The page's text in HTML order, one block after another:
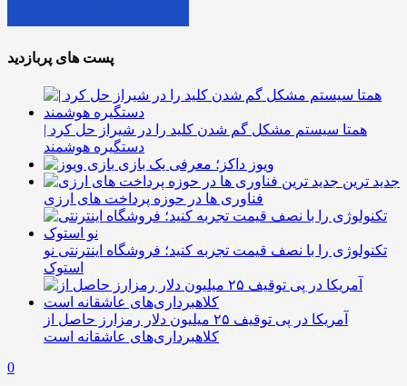
پست های پربازدید
همتا سیستم مشکل گم شدن کلید را در شیراز حل کرد |
دستگیره هوشمند
ویوز داکز؛ معرفی یک بازی
جدید ترین
فناوری ها در حوزه پرداخت های ارزی
تکنولوژی را با نصف قیمت تجربه کنید؛ فروشگاه اینترنتی نو
استوک
آمریکا در پی توقیف ۲۵ میلیون دلار رمزارز حاصل از
کلاهبرداری‌های عاشقانه است
0